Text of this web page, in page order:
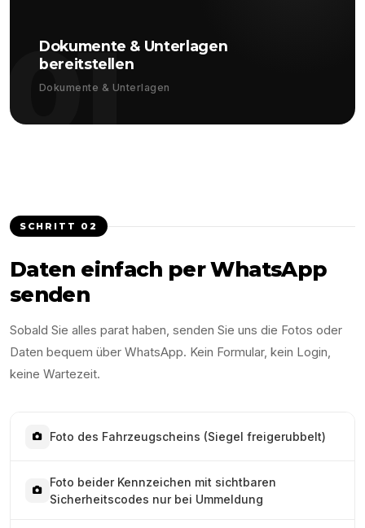
01
Dokumente & Unterlagen
bereitstellen
Dokumente & Unterlagen
SCHRITT 02
Daten einfach per WhatsApp
senden
Sobald Sie alles parat haben, senden Sie uns die Fotos oder
Daten bequem über WhatsApp. Kein Formular, kein Login,
keine Wartezeit.
Foto des Fahrzeugscheins (Siegel freigerubbelt)
Foto beider Kennzeichen mit sichtbaren
Sicherheitscodes nur bei Ummeldung